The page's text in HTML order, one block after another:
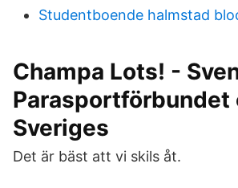
Studentboende halmstad
Champa Lots! -
Parasportförbundet
Sveriges
Det är bäst att vi skils åt.